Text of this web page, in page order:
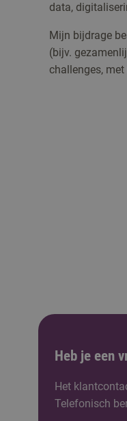
data,
Mijn bijdrage
(bijv.
challenges,
Heb je een
Het
Telefonisch